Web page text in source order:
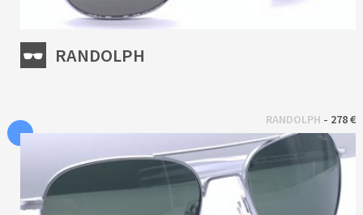
RANDOLPH
RANDOLPH - 278 €